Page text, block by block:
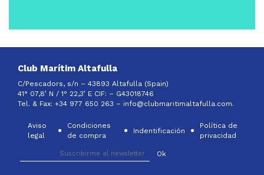
Club Marítim Altafulla
C/Pescadors, s/n – 43893 Altafulla (Spain)
41° 07,8’ N / 1° 22,3’ E CIF: – G43018746
Tel. & Fax: +34 977 650 263 – info@clubmaritimaltafulla.com.
Aviso
legal
Condiciones
de compra
Indentificación
Política de
privacidad